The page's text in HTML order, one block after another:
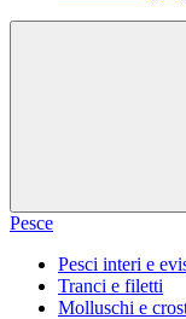
Pesce
Pesci interi e
Tranci e filetti
Molluschi e